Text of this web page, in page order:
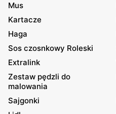
Mus
Kartacze
Haga
Sos czosnkowy Roleski
Extralink
Zestaw pędzli do
malowania
Sajgonki